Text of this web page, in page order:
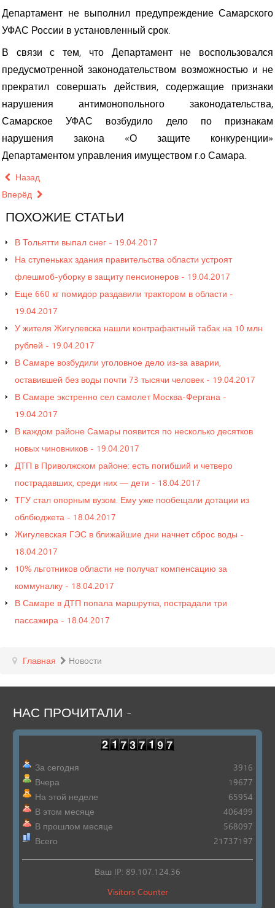
Департамент не выполнил предупреждение Самарского
УФАС России в установленный срок.
В связи с тем, что Департамент не воспользовался
предусмотренной законодательством возможностью и не
прекратил совершать действия, содержащие признаки
нарушения антимонопольного законодательства,
Самарское УФАС возбудило дело по признакам
нарушения закона «О защите конкуренции»
Департаментом управления имуществом г.о Самара.
Назад
Вперёд
ПОХОЖИЕ СТАТЬИ
В Тольятти выпал снег - 19.04.2017
На ступеньках здания правительства области устроят
флешмоб-уборку в защиту пенсионеров - 19.04.2017
Еще 660 кг помидор раздавили трактором в области -
19.04.2017
У жителя Жигулевска нашли контрафактный табак на 10 млн
рублей - 19.04.2017
В Самаре возбудили уголовное дело из-за аварии,
оставившей без воды почти 73 тысячи человек - 19.04.2017
В Самаре экстренно сел самолет Москва-Фергана -
19.04.2017
В каждом районе Самары появится по несколько десятков
новых чиновников - 19.04.2017
ДТП в Приволжском районе: есть погибший и четверо
пострадавших, среди них — дети - 18.04.2017
ТГУ стал опорным вузом. Ему уже пообещали дотации из
облбюджета - 18.04.2017
Жигулевская ГЭС в ближайшие дни начнет сброс воды -
18.04.2017
10% льготников области не получат компенсацию за
коммуналку - 18.04.2017
В Самаре в ДТП попала маршрутка, пострадали три
пассажира - 18.04.2017
Главная Новости
НАС ПРОЧИТАЛИ -
За сегодня
Вчера
На этой неделе
В этом месяце
В прошлом месяце
Всего
3916
19677
65954
406499
568097
21737197
Ваш IP: 89.107.124.36
Visitors Counter